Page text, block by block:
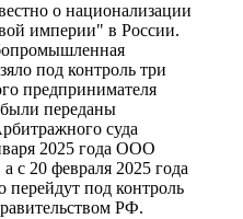
о национализации
империи" в России.
под контроль три
предпринимателя
переданы
суда
2025 года ООО
с 20 февраля 2025 года
под контроль
РФ.